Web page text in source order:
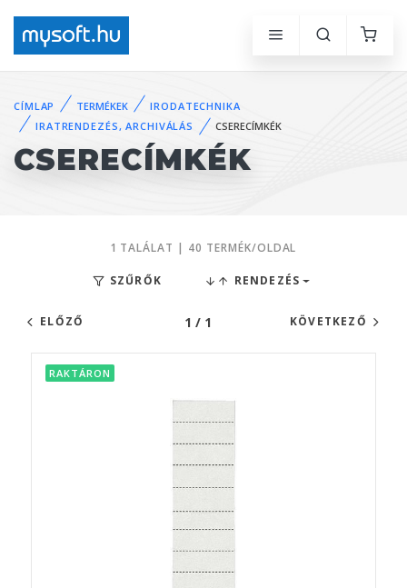
CÍMLAP TERMÉKEK
IRODATECHNIKA
IRATRENDEZÉS, ARCHIVÁLÁS
CSERECÍMKÉK
CSERECÍMKÉK
1 TALÁLAT | 40 TERMÉK/OLDAL
SZŰRŐK RENDEZÉS
ELŐZŐ 1 / 1 KÖVETKEZŐ
RAKTÁRON